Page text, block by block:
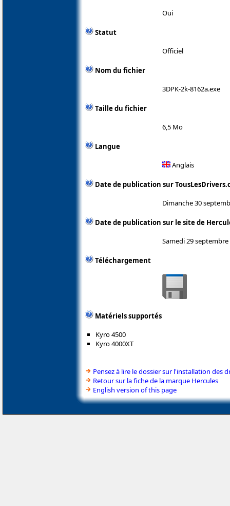
Oui
Statut
Officiel
Nom du fichier
3DPK-2k-8162a.exe
Taille du fichier
6,5 Mo
Langue
Anglais
Date de publication sur
Dimanche 30
Date de publication sur le site de
Samedi 29 septembre
Téléchargement
Matériels supportés
Kyro 4500
Kyro 4000XT
Pensez à lire le dossier sur l'installation des
Retour sur la fiche de la marque Hercules
English version of this page